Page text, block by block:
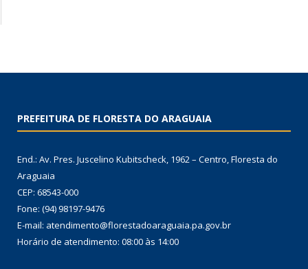
PREFEITURA DE FLORESTA DO ARAGUAIA
End.: Av. Pres. Juscelino Kubitscheck, 1962 – Centro, Floresta do
Araguaia
CEP: 68543-000
Fone: (94) 98197-9476
E-mail: atendimento@florestadoaraguaia.pa.gov.br
Horário de atendimento: 08:00 às 14:00